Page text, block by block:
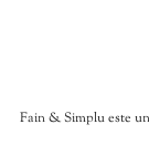
Fain & Simplu este